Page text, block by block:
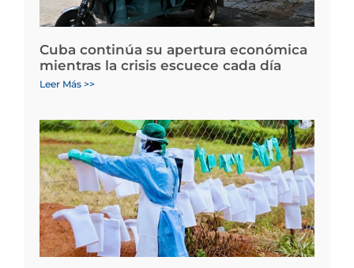
Cuba continúa su apertura económica
mientras la crisis escuece cada día
Leer Más >>